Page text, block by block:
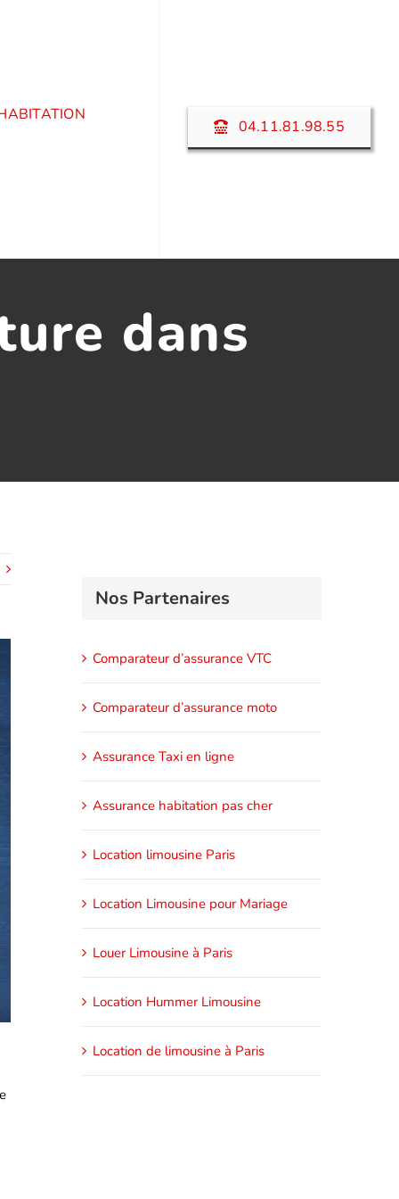
04.11.81.98.55
dans
Nos Partenaires
Comparateur d’assurance VTC
Comparateur d’assurance moto
Assurance Taxi en ligne
Assurance habitation pas cher
Location limousine Paris
Location Limousine pour Mariage
Louer Limousine à Paris
Location Hummer Limousine
Location de limousine à Paris